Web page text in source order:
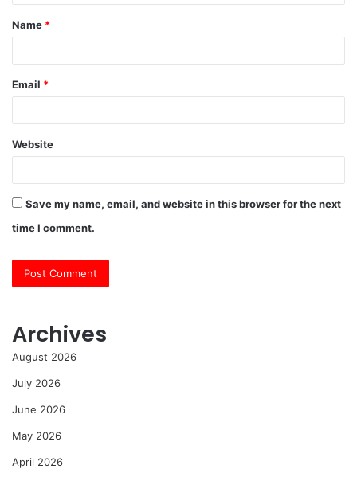
t
*
Name *
Email *
Website
Save my name, email, and website in this browser for the next
time I comment.
Archives
August 2026
July 2026
June 2026
May 2026
April 2026